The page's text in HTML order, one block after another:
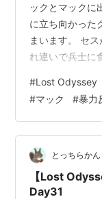
ックとマックに
に立ち向かった
まいます。 セ
れ違いで兵士に
して、怯むこと
花じゃねえか。
とはよ」なんて
今度はマックが
表情豊かな元気
口数も少なく
#Lost Odyssey
#マック #暴力
とっちらかん
【Lost
Day31